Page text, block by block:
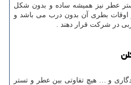
عطر نیز همیشه ساده و بدون شکل
اوقات بطری آن بدون درب می باشد و
در شرکت قرار دهند .
و … هیچ تفاوتی بین عطر و تستر